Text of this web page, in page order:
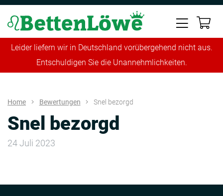
Leider liefern wir in Deutschland vorübergehend nicht aus.
Entschuldigen Sie die Unannehmlichkeiten.
Home Bewertungen Snel bezorgd
Snel bezorgd
24 Juli 2023